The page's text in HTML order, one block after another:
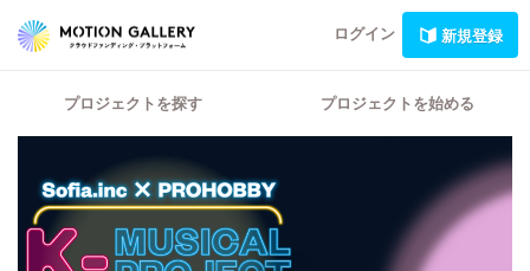
ログイン 新規登録
プロジェクトを探す プロジェクトを始める